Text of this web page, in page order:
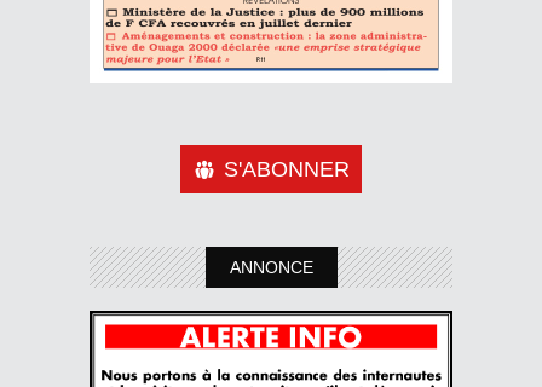
S'ABONNER
ANNONCE